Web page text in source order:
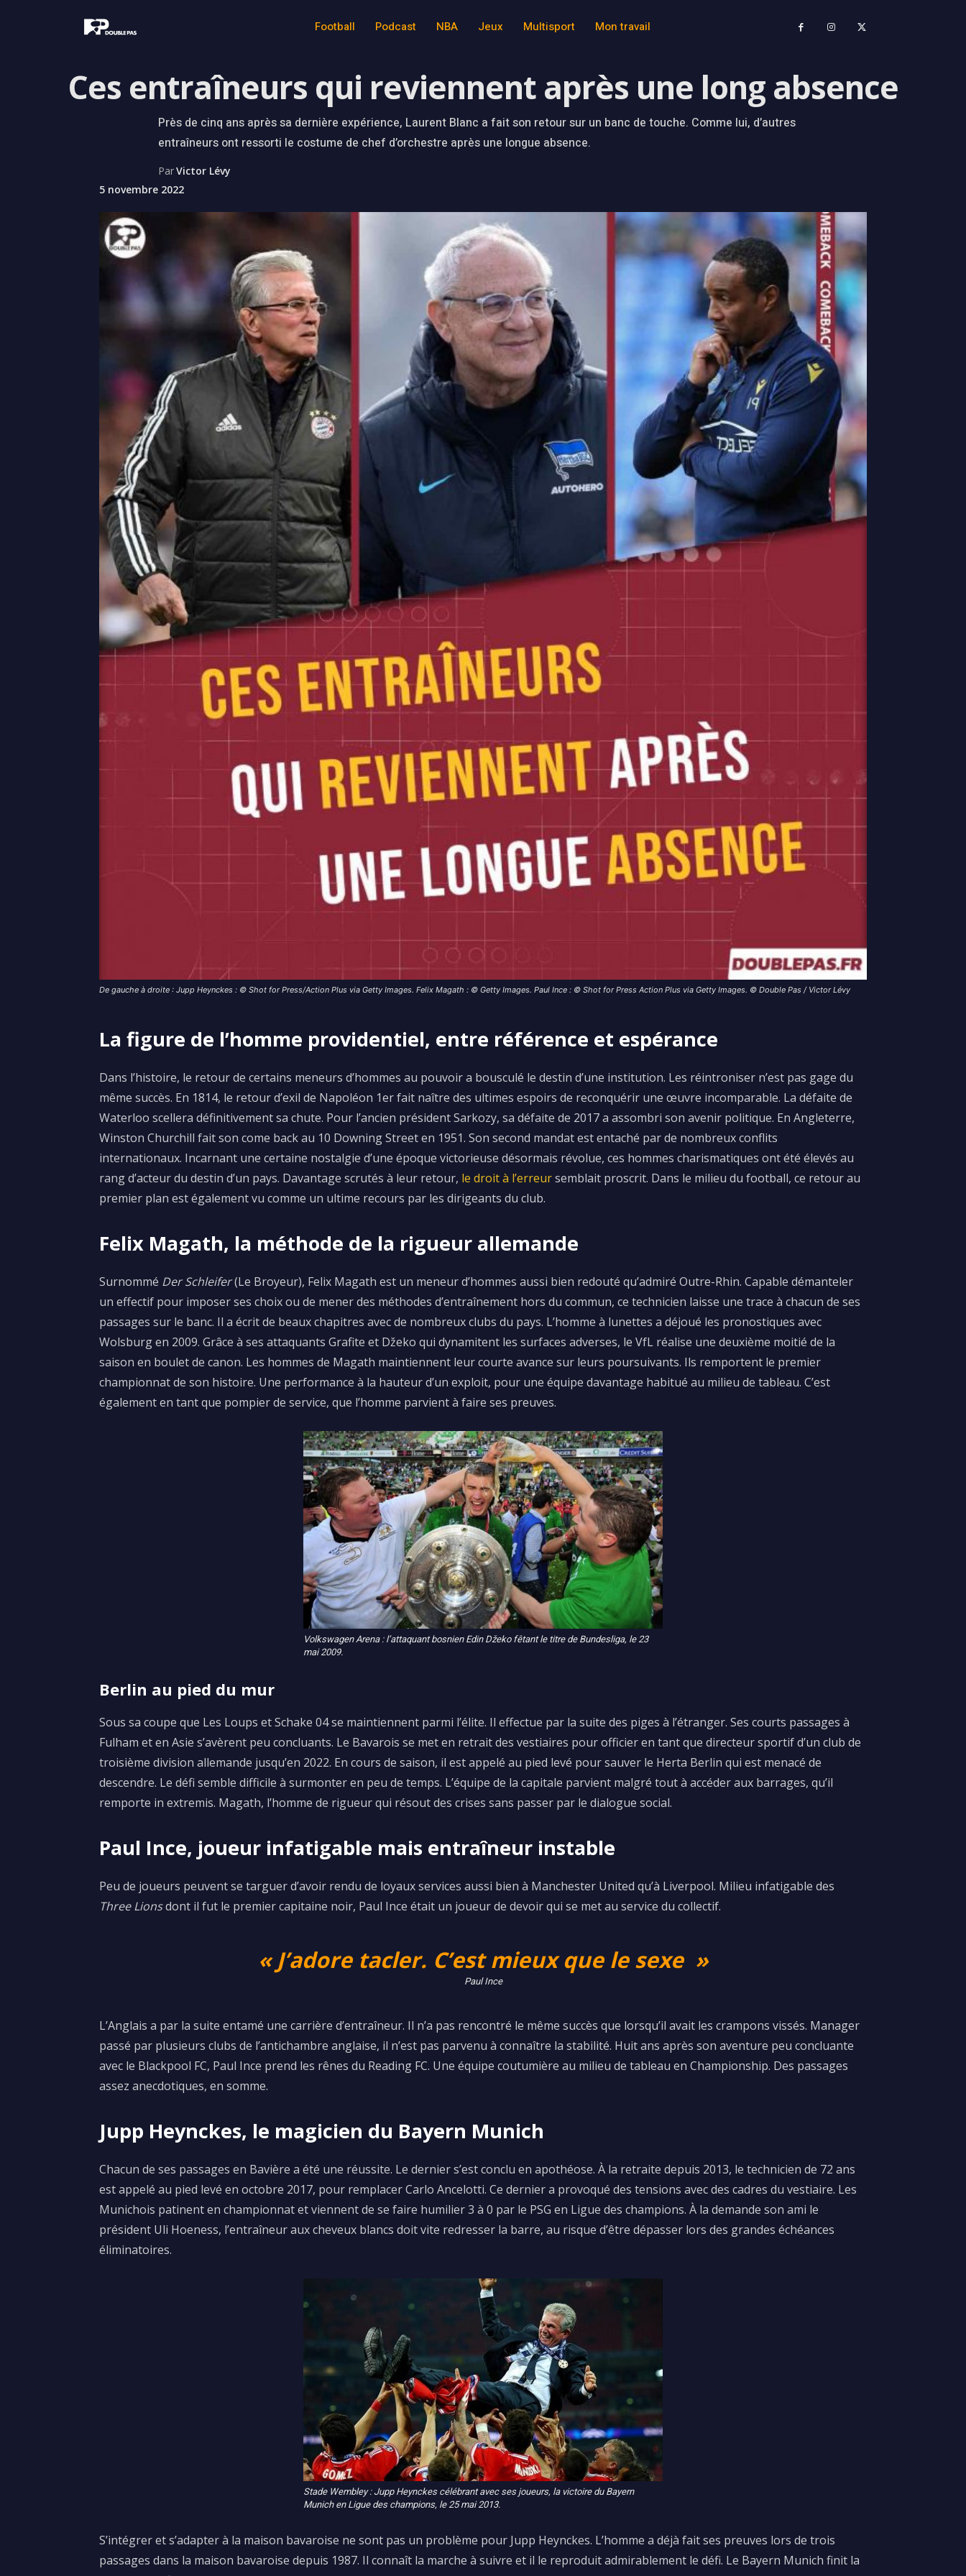
Football Podcast NBA Jeux Multisport Mon travail
Ces entraîneurs qui reviennent après une long absence
Près de cinq ans après sa dernière expérience, Laurent Blanc a fait son retour sur un banc de touche. Comme lui, d’autres
entraîneurs ont ressorti le costume de chef d’orchestre après une longue absence.
ParVictor Lévy
5 novembre 2022
De gauche à droite : Jupp Heynckes : © Shot for Press/Action Plus via Getty Images. Felix Magath : © Getty Images. Paul Ince : © Shot for Press Action Plus via Getty Images. © Double Pas / Victor Lévy
La figure de l’homme providentiel, entre référence et espérance
Dans l’histoire, le retour de certains meneurs d’hommes au pouvoir a bousculé le destin d’une institution. Les réintroniser n’est pas gage du
même succès. En 1814, le retour d’exil de Napoléon 1er fait naître des ultimes espoirs de reconquérir une œuvre incomparable. La défaite de
Waterloo scellera définitivement sa chute. Pour l’ancien président Sarkozy, sa défaite de 2017a assombri son avenir politique. En Angleterre,
Winston Churchill fait son come backau 10 DowningStreet en 1951. Son second mandat est entaché par de nombreux conflits
internationaux. Incarnant une certaine nostalgie d’une époque victorieuse désormais révolue, ces hommes charismatiques ont été élevés au
rang d’acteur du destin d’un pays. Davantage scrutés à leur retour, le droit à l’erreursemblait proscrit. Dans le milieu du football, ce retour au
premier plan est également vu comme un ultime recours par les dirigeants du club.
Felix Magath, la méthode de la rigueur allemande
Surnommé DerSchleifer(Le Broyeur), Felix Magath est un meneur d’hommes aussi bien redouté qu’admiré Outre-Rhin. Capable démanteler
un effectif pour imposer ses choix ou de mener des méthodes d’entraînement hors du commun, ce technicien laisse une trace à chacun de ses
passages sur le banc. Il a écrit de beaux chapitres avec de nombreux clubs du pays. L’homme à lunettes a déjoué les pronostiques avec
Wolsburgen 2009. Grâce à ses attaquants Grafite et Džeko qui dynamitent les surfaces adverses, le VfL réalise une deuxième moitié de la
saison en boulet de canon. Les hommes de Magath maintiennent leur courte avance sur leurs poursuivants. Ils remportent le premier
championnat de son histoire. Une performance à la hauteur d’un exploit, pour une équipe davantage habitué au milieu de tableau. C’est
également en tant que pompier de service, que l’homme parvientà faire ses preuves.
Volkswagen Arena : l’attaquant bosnien Edin Džeko fêtant le titre de Bundesliga, le 23
mai 2009.
Berlin au pied du mur
Sous sa coupe que Les Loups etSchake 04 se maintiennent parmi l’élite. Il effectue par la suite des piges à l’étranger. Ses courts passages à
Fulham et en Asie s’avèrent peu concluants. Le Bavarois se met en retrait des vestiaires pour officier en tant que directeur sportif d’un club de
troisième division allemande jusqu’en 2022. En cours de saison, il est appelé au pied levé pour sauver le Herta Berlin qui est menacé de
descendre. Le défi semble difficile à surmonter en peu de temps. L’équipe de la capitale parvient malgré tout à accéder aux barrages, qu’il
remporte in extremis. Magath, l’homme de rigueur qui résout des crises sans passer par le dialogue social.
Paul Ince, joueur infatigable mais entraîneur instable
Peu de joueurs peuvent se targuer d’avoir rendu de loyaux services aussi bien à Manchester United qu’à Liverpool. Milieu infatigable des
Three Lionsdont il fut le premier capitaine noir, Paul Ince était un joueur de devoir qui se met au service du collectif.
«J’adore tacler. C’est mieux que le sexe​​ »
Paul Ince
L’Anglais a par la suite entamé une carrière d’entraîneur. Il n’a pas rencontré le même succès que lorsqu’il avait les crampons vissés. Manager
passé par plusieurs clubs de l’antichambre anglaise, il n’est pas parvenu à connaître la stabilité. Huit ans après son aventure peu concluante
avec le Blackpool FC, Paul Ince prend les rênes du Reading FC. Une équipe coutumière au milieu de tableau en Championship. Des passages
assez anecdotiques, en somme.
Jupp Heynckes, le magicien du Bayern Munich
Chacun de ses passages en Bavière a été une réussite. Le dernier s’est conclu en apothéose. À la retraite depuis 2013, le technicien de 72 ans
est appelé au pied levé en octobre 2017, pour remplacer Carlo Ancelotti. Ce dernier a provoqué des tensions avec des cadres du vestiaire. Les
Munichois patinent en championnat et viennent de se faire humilier 3 à 0 par le PSG en Ligue des champions. À la demande son ami le
président Uli Hoeness, l’entraîneur aux cheveux blancs doit vite redresser la barre, au risque d’être dépasser lors des grandes échéances
éliminatoires.
Stade Wembley : Jupp Heynckes célébrant avec ses joueurs, la victoire du Bayern
Munich en Ligue des champions, le 25 mai 2013.
S’intégrer et s’adapter à la maison bavaroise ne sont pas un problème pour Jupp Heynckes. L’homme a déjà fait ses preuves lors de trois
passages dans la maison bavaroise depuis 1987. Il connaît la marche à suivre et il le reproduit admirablement le défi. Le Bayern Munich finit la